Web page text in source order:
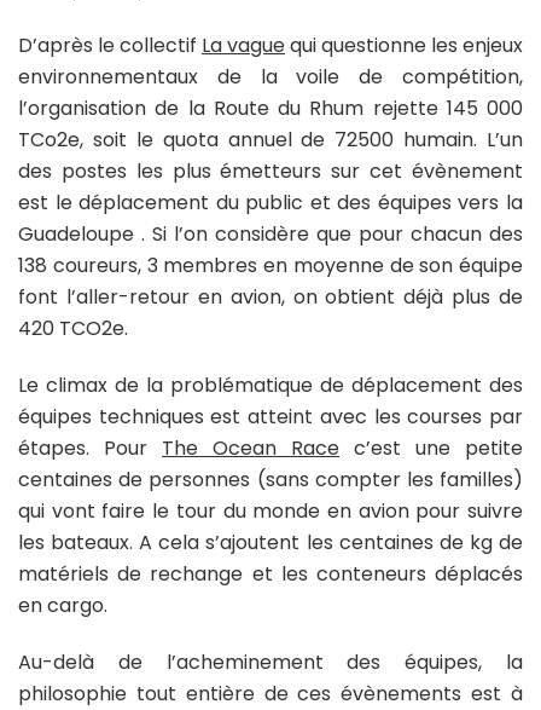
D’après le collectif La vaguequi questionne les enjeux
environnementaux de la voile de compétition,
l’organisation de la Route du Rhum rejette 145 000
TCo2e, soit le quota annuel de 72500 humain. L’un
des postes les plus émetteurs sur cet évènement
est le déplacement du public et des équipes vers la
Guadeloupe . Si l’on considère que pour chacun des
138 coureurs, 3 membres en moyenne de son équipe
font l’aller-retour en avion, on obtient déjà plus de
420 TCO2e.
Le climax de la problématique de déplacement des
équipes techniques est atteint avec les courses par
étapes. Pour The Ocean Race c’est une petite
centaines de personnes (sans compter les familles)
qui vont faire le tour du monde en avion pour suivre
les bateaux. A cela s’ajoutent les centaines de kg de
matériels de rechange et les conteneurs déplacés
en cargo.
Au-delà de l’acheminement des équipes, la
philosophie tout entière de ces évènements est à